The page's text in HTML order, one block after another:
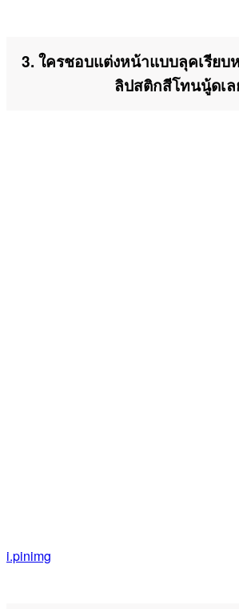
3. ใครชอบแต่งหน้าแบบลุคเรียบ
ลิปสติกสีโทนนู้ดเล
i.pinimg